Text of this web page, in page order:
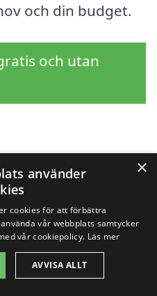
och din budget.
och utan
för
i
nära
×
använder
cookies för att förbättra
vår webbplats samtycker
vår cookiepolicy. Läs mer
AVVISA ALLT